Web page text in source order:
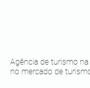
Agência de turismo
no mercado de